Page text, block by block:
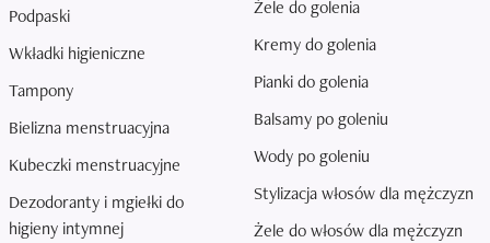
Podpaski
Wkładki higieniczne
Tampony
Bielizna menstruacyjna
Kubeczki menstruacyjne
Dezodoranty i mgiełki do
higieny intymnej
Żele do golenia
Kremy do golenia
Pianki do golenia
Balsamy po goleniu
Wody po goleniu
Stylizacja włosów dla mężczyzn
Żele do włosów dla mężczyzn